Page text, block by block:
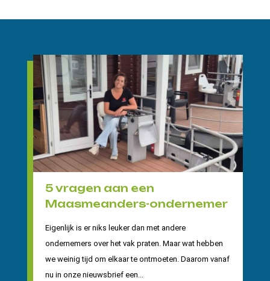
5 vragen aan een
Maasmeanders-ondernemer
Eigenlijk is er niks leuker dan met andere
ondernemers over het vak praten. Maar wat hebben
we weinig tijd om elkaar te ontmoeten. Daarom vanaf
nu in onze nieuwsbrief een...